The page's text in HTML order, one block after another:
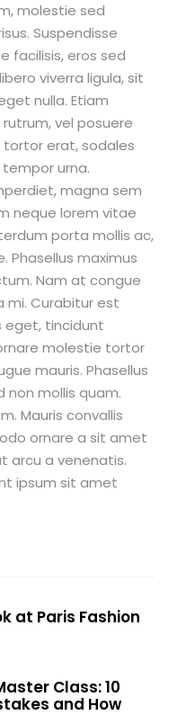
molestie sed
Suspendisse
facilisis, eros sed
viverra ligula, sit
nulla. Etiam
vel posuere
tortor erat, sodales
urna.
magna sem
neque lorem vitae
porta mollis ac,
Phasellus maximus
Nam at congue
mi. Curabitur est
eget, tincidunt
molestie tortor
mauris. Phasellus
non mollis quam.
Mauris convallis
ornare a sit amet
arcu a venenatis.
ipsum sit amet
at Paris Fashion
Class: 10
and How